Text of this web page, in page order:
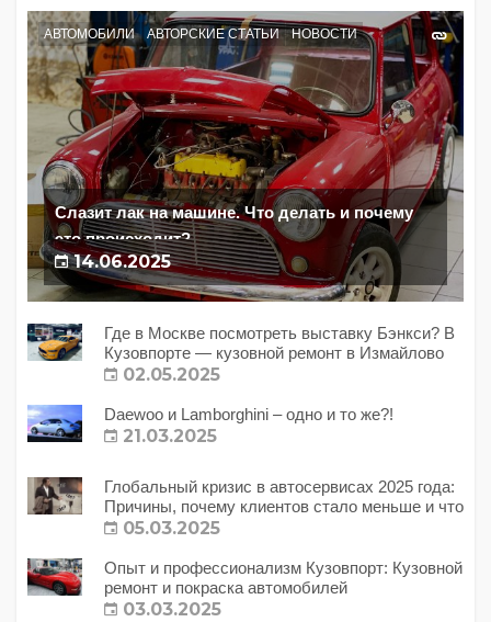
АВТОМОБИЛИ АВТОРСКИЕ СТАТЬИ НОВОСТИ
Слазит лак на машине. Что делать и почему
это происходит?
14.06.2025
Где в Москве посмотреть выставку Бэнкси? В
Кузовпорте — кузовной ремонт в Измайлово
02.05.2025
Daewoo и Lamborghini – одно и то же?!
21.03.2025
Глобальный кризис в автосервисах 2025 года:
Причины, почему клиентов стало меньше и что
с этим делать?
05.03.2025
Опыт и профессионализм Кузовпорт: Кузовной
ремонт и покраска автомобилей
03.03.2025